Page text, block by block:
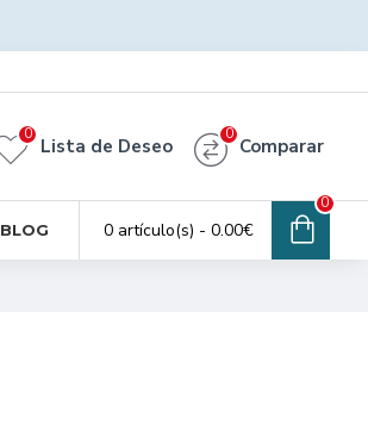
Lista de Deseo
0
Comparar
0
BLOG 0 artículo(s) - 0.00€
0